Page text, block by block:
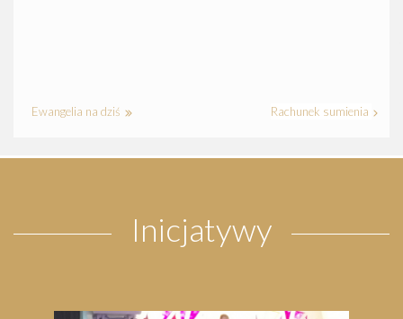
Ewangelia na dziś Rachunek sumienia
Inicjatywy